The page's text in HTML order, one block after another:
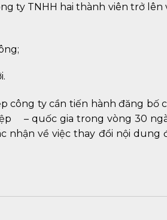
ty TNHH hai thành viên trở lên
công ty cần tiến hành đăng bố
– quốc gia trong vòng 30
nhận về việc thay đổi nội dung